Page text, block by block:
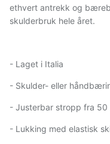
ethvert antrekk og
skulderbruk hele året.
- Laget i Italia
- Skulder- eller
- Justerbar stropp fra 50
- Lukking med elastisk